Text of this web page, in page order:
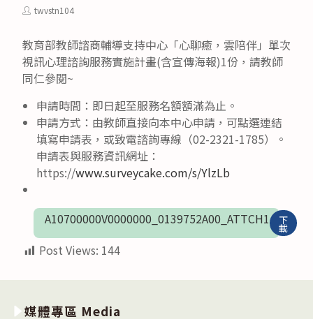
category:
Posttwvstn104
教育部教師諮商輔導支持中心「心聊癒，雲陪伴」單次
視訊心理諮詢服務實施計畫(含宣傳海報)1份，請教師
同仁參閱~
申請時間：即日起至服務名額額滿為止。
申請方式：由教師直接向本中心申請，可點選連結
填寫申請表，或致電諮詢專線（02-2321-1785）。
申請表與服務資訊網址：
https://www.surveycake.com/s/YlzLb
A10700000V0000000_0139752A00_ATTCH1 下
載
Post Views: 144
媒體專區 Media